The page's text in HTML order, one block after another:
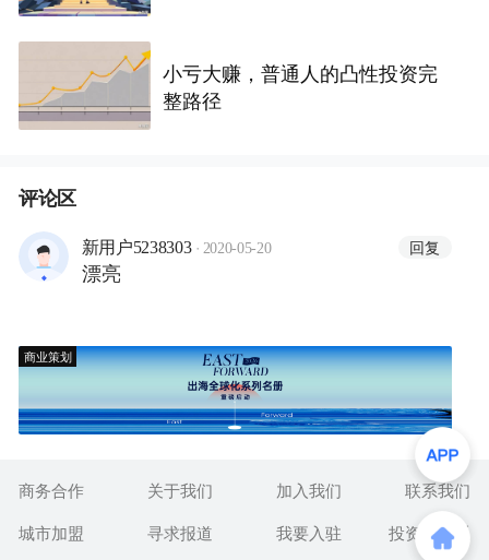
小亏大赚，普通人的凸性投资完
整路径
评论区
新用户5238303 · 2020-05-20 回复
漂亮
商业策划
商务合作 关于我们 加入我们
联系我们
城市加盟
寻求报道 我要入驻 投资者关系